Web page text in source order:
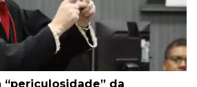
da